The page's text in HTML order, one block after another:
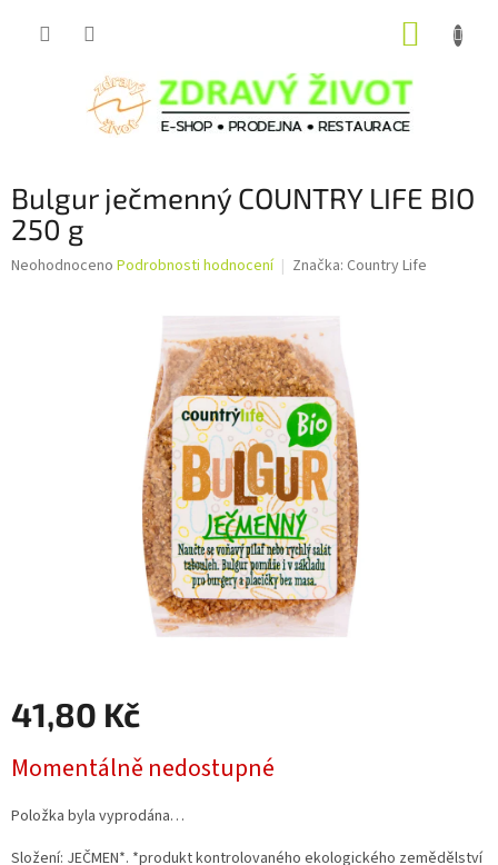
Bulgur ječmenný COUNTRY LIFE BIO
250 g
Průměrné
Neohodnoceno Podrobnosti hodnocení Značka: Country Life
41,80 Kč
cena:
Momentálně nedostupné
Položka byla vyprodána…
Složení: JEČMEN*. *produkt kontrolovaného ekologického zemědělství